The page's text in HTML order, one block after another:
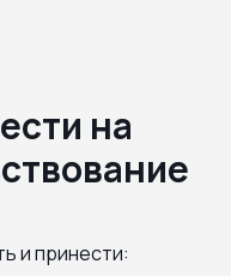
на
и принести: